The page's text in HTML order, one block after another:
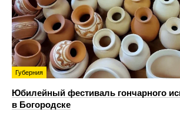
Губерния
Юбилейный фестиваль гончарного
в Богородске